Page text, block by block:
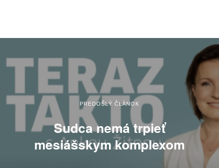
PREDOŠLÝ ČLÁNOK
Sudca nemá trpieť
mesiášskym komplexom